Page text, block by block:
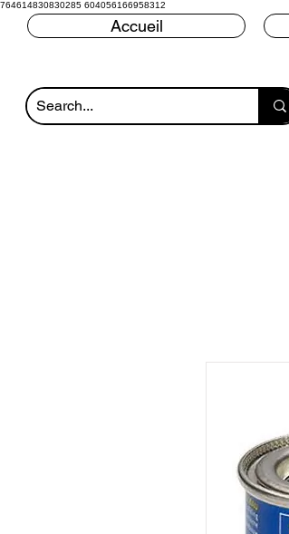
764614830830285 604056166958312
Accueil